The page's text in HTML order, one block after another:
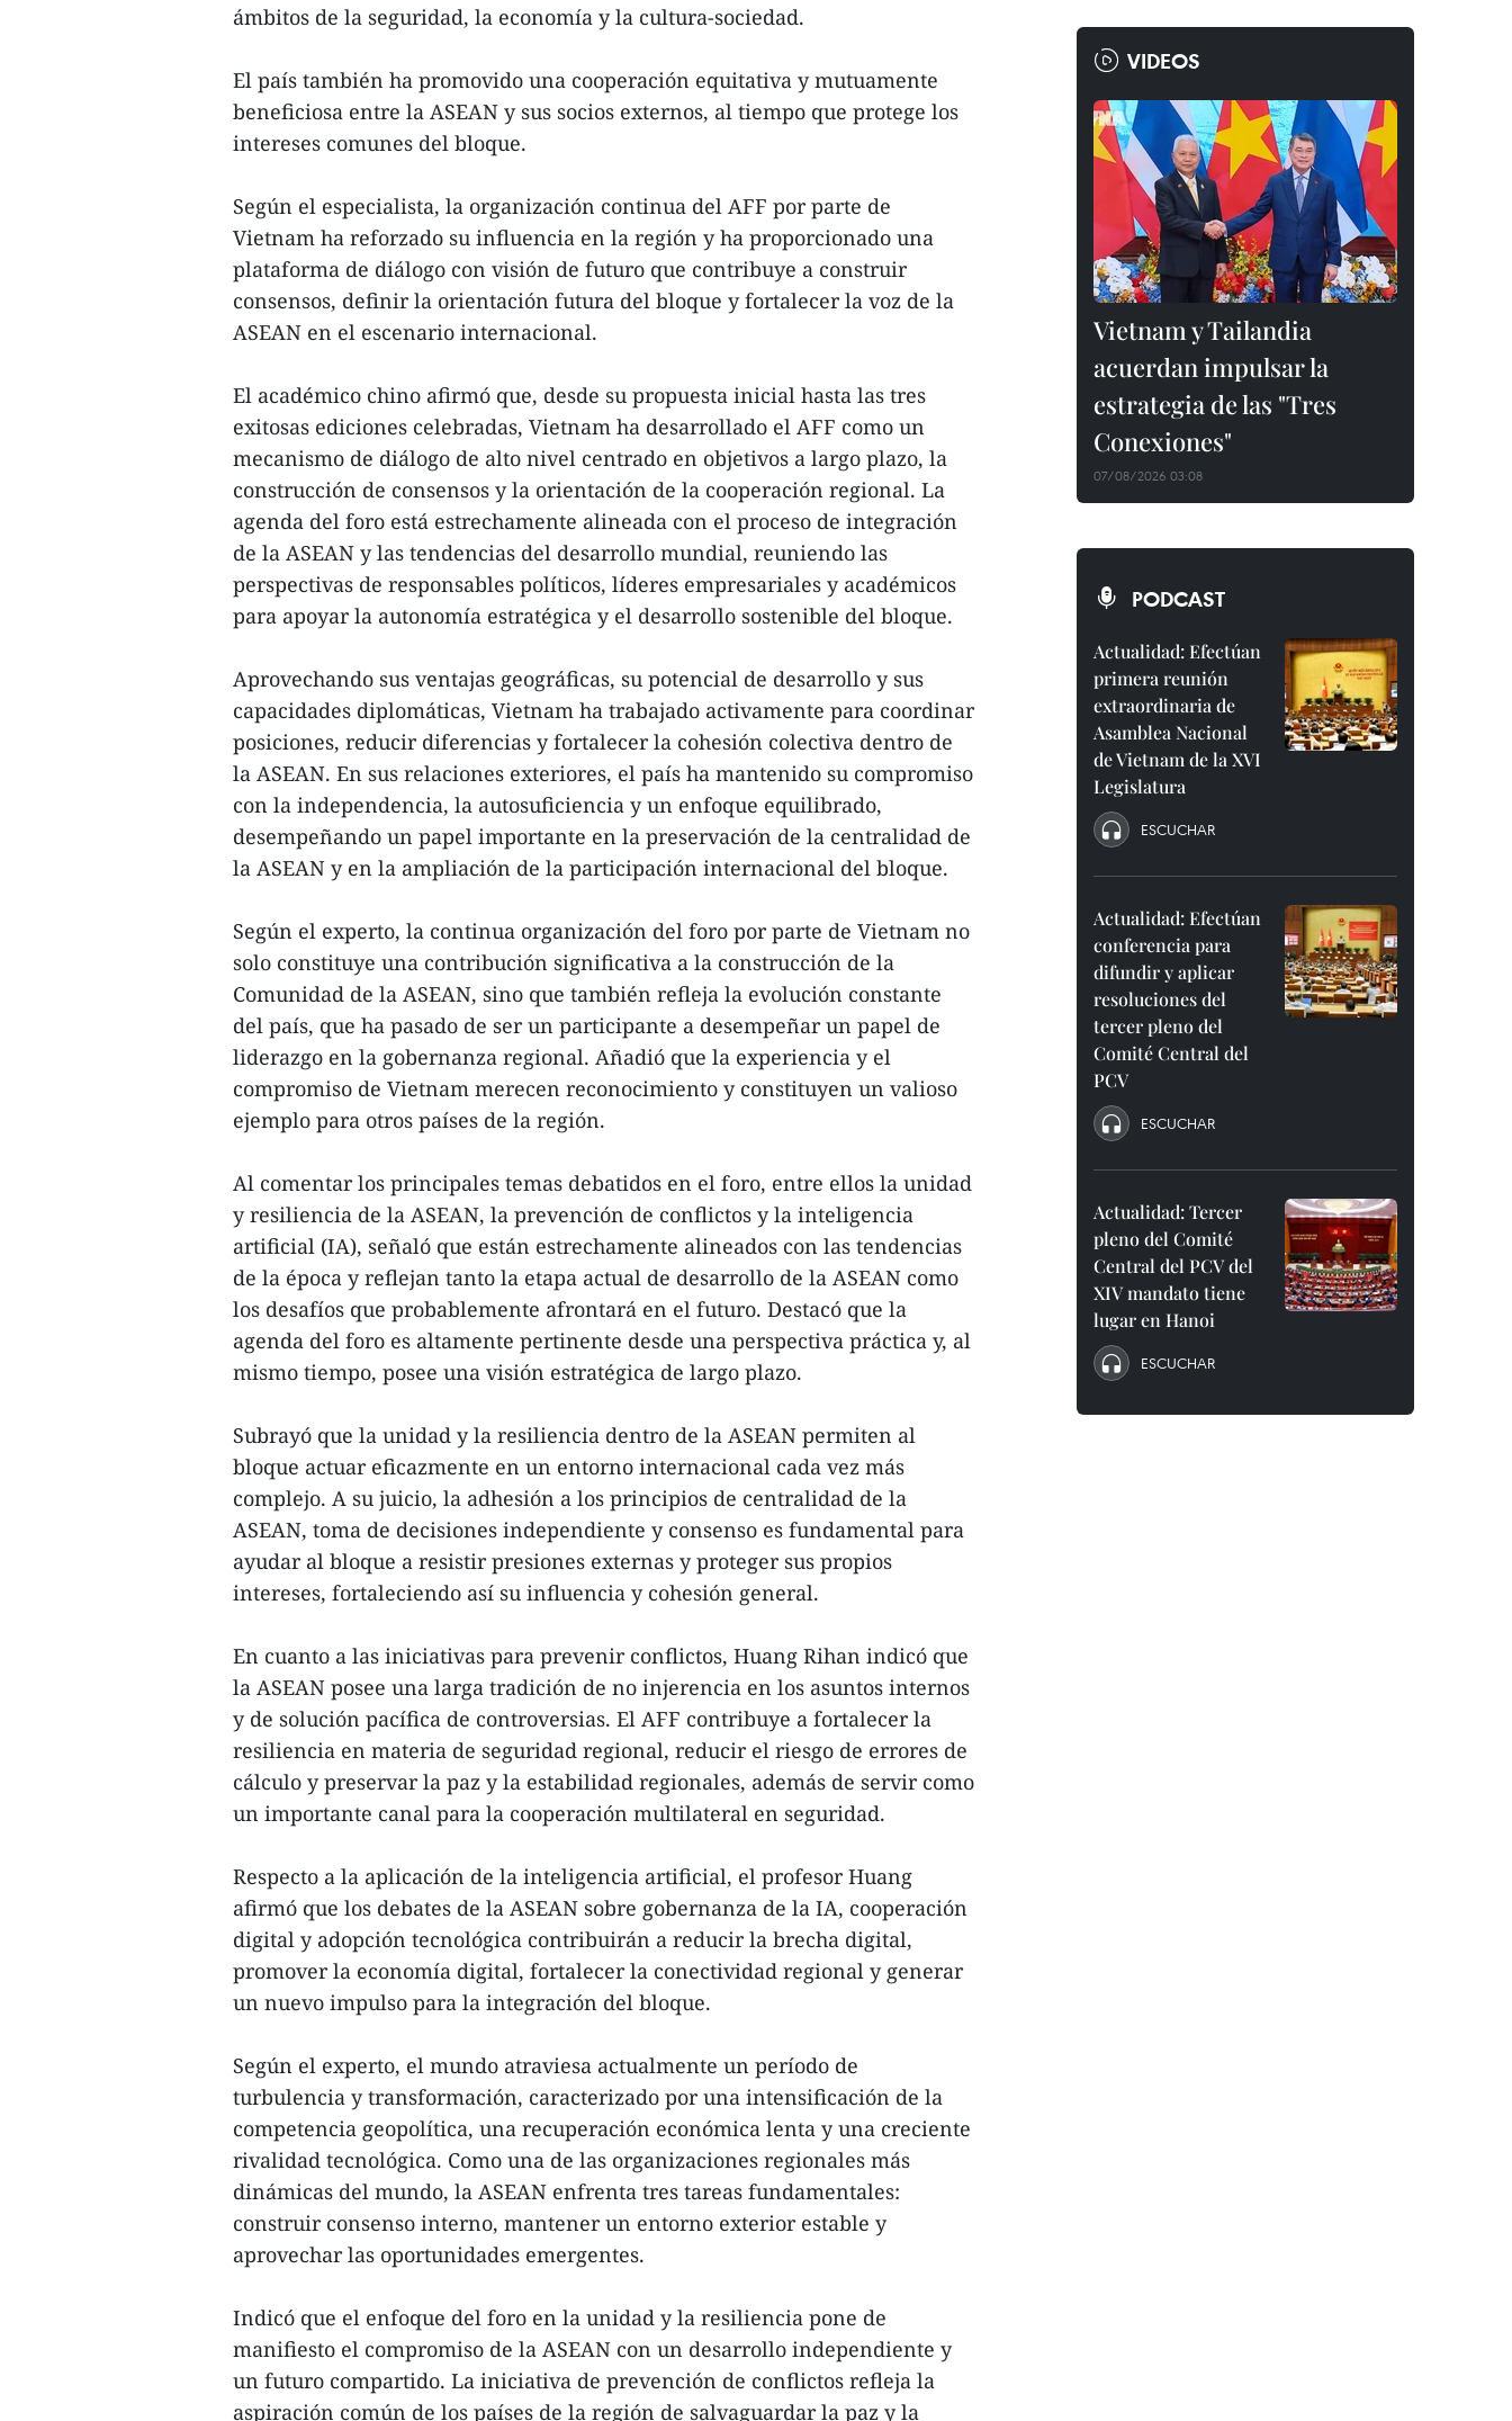
ámbitos de la seguridad, la economía y la cultura-sociedad.
El país también ha promovido una cooperación equitativa y mutuamente
beneficiosa entre la ASEAN y sus socios externos, al tiempo que protege los
intereses comunes del bloque.
Según el especialista, la organización continua del AFF por parte de
Vietnam ha reforzado su influencia en la región y ha proporcionado una
plataforma de diálogo con visión de futuro que contribuye a construir
consensos, definir la orientación futura del bloque y fortalecer la voz de la
ASEAN en el escenario internacional.
El académico chino afirmó que, desde su propuesta inicial hasta las tres
exitosas ediciones celebradas, Vietnam ha desarrollado el AFF como un
mecanismo de diálogo de alto nivel centrado en objetivos a largo plazo, la
construcción de consensos y la orientación de la cooperación regional. La
agenda del foro está estrechamente alineada con el proceso de integración
de la ASEAN y las tendencias del desarrollo mundial, reuniendo las
perspectivas de responsables políticos, líderes empresariales y académicos
para apoyar la autonomía estratégica y el desarrollo sostenible del bloque.
Aprovechando sus ventajas geográficas, su potencial de desarrollo y sus
capacidades diplomáticas, Vietnam ha trabajado activamente para coordinar
posiciones, reducir diferencias y fortalecer la cohesión colectiva dentro de
la ASEAN. En sus relaciones exteriores, el país ha mantenido su compromiso
con la independencia, la autosuficiencia y un enfoque equilibrado,
desempeñando un papel importante en la preservación de la centralidad de
la ASEAN y en la ampliación de la participación internacional del bloque.
Según el experto, la continua organización del foro por parte de Vietnam no
solo constituye una contribución significativa a la construcción de la
Comunidad de la ASEAN, sino que también refleja la evolución constante
del país, que ha pasado de ser un participante a desempeñar un papel de
liderazgo en la gobernanza regional. Añadió que la experiencia y el
compromiso de Vietnam merecen reconocimiento y constituyen un valioso
ejemplo para otros países de la región.
Al comentar los principales temas debatidos en el foro, entre ellos la unidad
y resiliencia de la ASEAN, la prevención de conflictos y la inteligencia
artificial (IA), señaló que están estrechamente alineados con las tendencias
de la época y reflejan tanto la etapa actual de desarrollo de la ASEAN como
los desafíos que probablemente afrontará en el futuro. Destacó que la
agenda del foro es altamente pertinente desde una perspectiva práctica y, al
mismo tiempo, posee una visión estratégica de largo plazo.
Subrayó que la unidad y la resiliencia dentro de la ASEAN permiten al
bloque actuar eficazmente en un entorno internacional cada vez más
complejo. A su juicio, la adhesión a los principios de centralidad de la
ASEAN, toma de decisiones independiente y consenso es fundamental para
ayudar al bloque a resistir presiones externas y proteger sus propios
intereses, fortaleciendo así su influencia y cohesión general.
En cuanto a las iniciativas para prevenir conflictos, Huang Rihan indicó que
la ASEAN posee una larga tradición de no injerencia en los asuntos internos
y de solución pacífica de controversias. El AFF contribuye a fortalecer la
resiliencia en materia de seguridad regional, reducir el riesgo de errores de
cálculo y preservar la paz y la estabilidad regionales, además de servir como
un importante canal para la cooperación multilateral en seguridad.
Respecto a la aplicación de la inteligencia artificial, el profesor Huang
afirmó que los debates de la ASEAN sobre gobernanza de la IA, cooperación
digital y adopción tecnológica contribuirán a reducir la brecha digital,
promover la economía digital, fortalecer la conectividad regional y generar
un nuevo impulso para la integración del bloque.
Según el experto, el mundo atraviesa actualmente un período de
turbulencia y transformación, caracterizado por una intensificación de la
competencia geopolítica, una recuperación económica lenta y una creciente
rivalidad tecnológica. Como una de las organizaciones regionales más
dinámicas del mundo, la ASEAN enfrenta tres tareas fundamentales:
construir consenso interno, mantener un entorno exterior estable y
aprovechar las oportunidades emergentes.
Indicó que el enfoque del foro en la unidad y la resiliencia pone de
manifiesto el compromiso de la ASEAN con un desarrollo independiente y
un futuro compartido. La iniciativa de prevención de conflictos refleja la
aspiración común de los países de la región de salvaguardar la paz y la
VIDEOS
Vietnam y Tailandia
acuerdan impulsar la
estrategia de las "Tres
Conexiones"
07/08/2026 03:08
PODCAST
Actualidad: Efectúan
primera reunión
extraordinaria de
Asamblea Nacional
de Vietnam de la XVI
Legislatura
ESCUCHAR
Actualidad: Efectúan
conferencia para
difundir y aplicar
resoluciones del
tercer pleno del
Comité Central del
PCV
ESCUCHAR
Actualidad: Tercer
pleno del Comité
Central del PCV del
XIV mandato tiene
lugar en Hanoi
ESCUCHAR